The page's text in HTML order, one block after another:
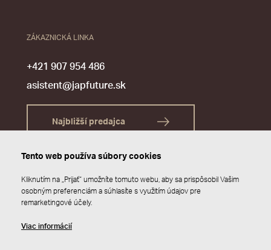
ZÁKAZNICKÁ LINKA
+421 907 954 486
asistent@japfuture.sk
Najbližší predajca
Tento web používa súbory cookies
Kliknutím na „Prijať“ umožníte tomuto webu, aby sa prispôsobil Vašim
osobným preferenciám a súhlasíte s využitím údajov pre
remarketingové účely.
Viac informácií